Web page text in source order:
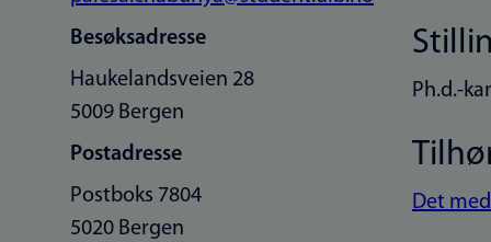
Besøksadresse
Haukelandsveien 28
5009 Bergen
Postadresse
Postboks 7804
5020 Bergen
Ph.d.-
Det